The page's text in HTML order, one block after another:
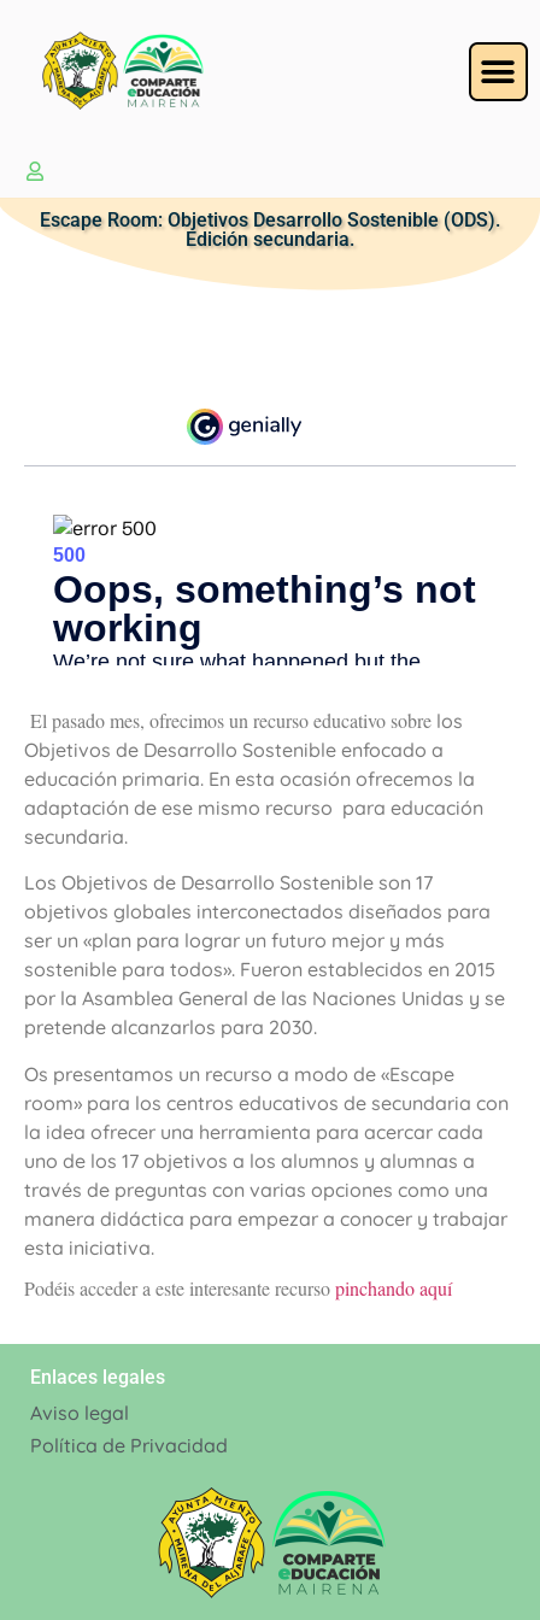
Escape Room: Objetivos Desarrollo Sostenible (ODS).
Edición secundaria.
El pasado mes, ofrecimos un recurso educativo sobre los
Objetivos de Desarrollo Sostenible enfocado a
educación primaria. En esta ocasión ofrecemos la
adaptación de ese mismo recurso para educación
secundaria.
Los Objetivos de Desarrollo Sostenible son 17
objetivos globales interconectados diseñados para
ser un «plan para lograr un futuro mejor y más
sostenible para todos». Fueron establecidos en 2015
por la Asamblea General de las Naciones Unidas y se
pretende alcanzarlos para 2030.
Os presentamos un recurso a modo de «Escape
room» para los centros educativos de secundaria con
la idea ofrecer una herramienta para acercar cada
uno de los 17 objetivos a los alumnos y alumnas a
través de preguntas con varias opciones como una
manera didáctica para empezar a conocer y trabajar
esta iniciativa.
Podéis acceder a este interesante recursopinchando aquí
Enlaces legales
Aviso legal
Política de Privacidad